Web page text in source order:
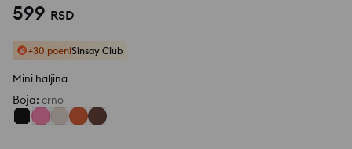
599 RSD
+30 poeniSinsay Club
Mini haljina
Boja: crno